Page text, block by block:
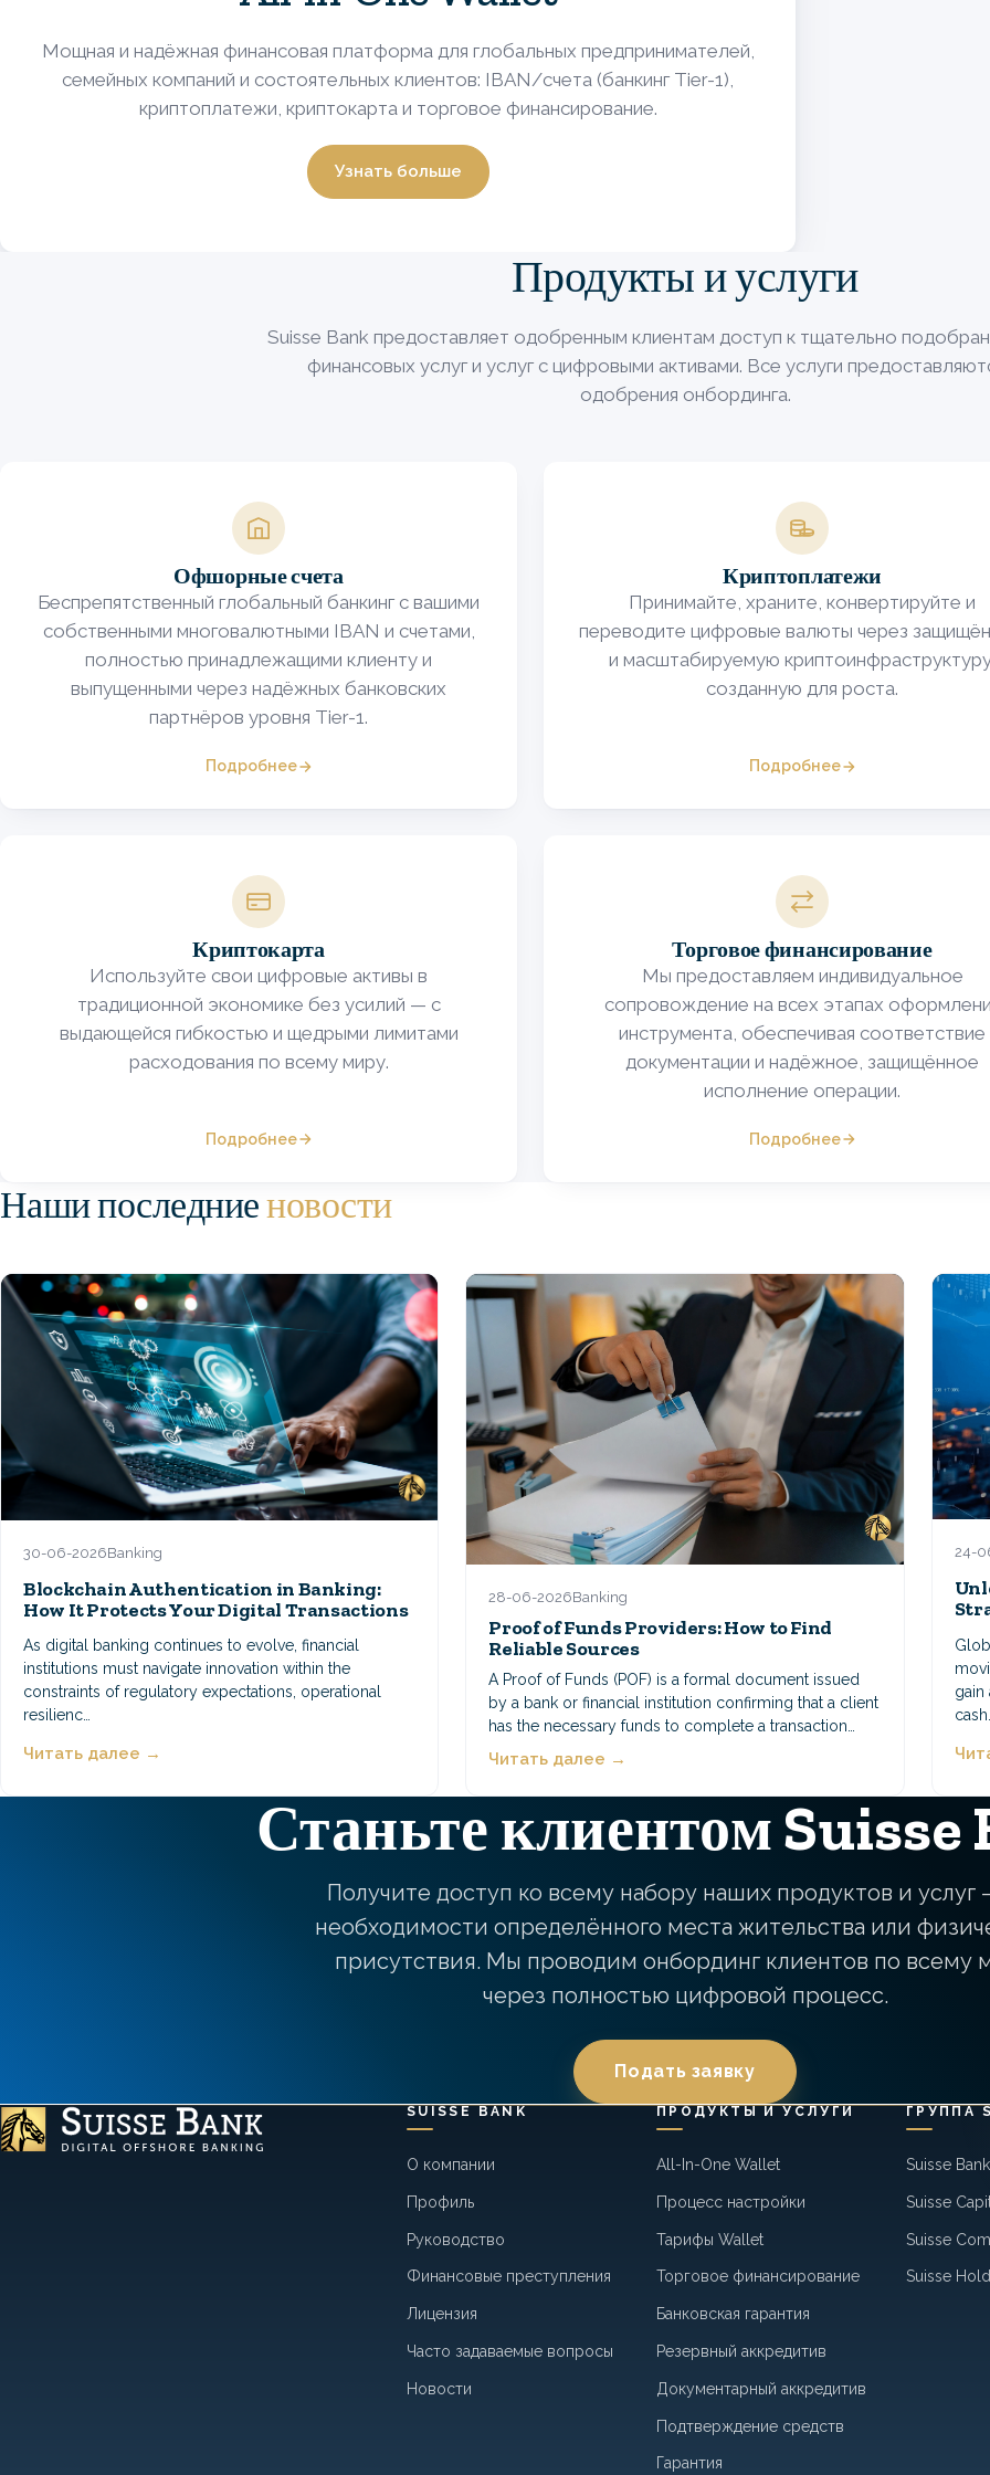
Мощная и надёжная финансовая платформа для глобальных предпринимателей,
семейных компаний и состоятельных клиентов: IBAN/счета (банкинг Tier-1),
криптоплатежи, криптокарта и торговое финансирование.
Узнать больше
Продукты и услуги
Suisse Bank предоставляет одобренным клиентам доступ к тщательно
финансовых услуг и услуг с цифровыми активами. Все услуги
одобрения онбординга.
Image
Офшорные счета
Беспрепятственный глобальный банкинг с вашими
собственными многовалютными IBAN и счетами,
полностью принадлежащими клиенту и
выпущенными через надёжных банковских
партнёров уровня Tier-1.
Подробнее
Image
Криптоплатежи
Принимайте, храните, конвертируйте и
переводите цифровые валюты через
и масштабируемую
созданную для роста.
Подробнее
Image
Криптокарта
Используйте свои цифровые активы в
традиционной экономике без усилий — с
выдающейся гибкостью и щедрыми лимитами
расходования по всему миру.
Подробнее
Image
Торговое финансирование
Мы предоставляем индивидуальное
сопровождение на всех этапах
инструмента, обеспечивая соответствие
документации и надёжное, защищённое
исполнение операции.
Подробнее
Наши последниеновости
30-06-2026Banking
Blockchain Authentication in Banking:
How It Protects Your Digital Transactions
As digital banking continues to evolve, financial
institutions must navigate innovation within the
constraints of regulatory expectations, operational
resilienc…
Читать далее →
28-06-2026Banking
Proof of Funds Providers: How to Find
Reliable Sources
A Proof of Funds (POF) is a formal document issued
by a bank or financial institution confirming that a client
has the necessary funds to complete a transaction…
Читать далее →
24-
gain
Станьте клиентом Suisse
Получите доступ ко всему набору наших продуктов и услуг
необходимости определённого места жительства или
присутствия. Мы проводим онбординг клиентов по всему
через полностью цифровой процесс.
Подать заявку
SUISSE BANK
О компании
Профиль
Руководство
Финансовые преступления
Лицензия
Часто задаваемые вопросы
Новости
ПРОДУКТЫ И УСЛУГИ
All-In-One Wallet
Процесс настройки
Тарифы Wallet
Торговое финансирование
Банковская гарантия
Резервный аккредитив
Документарный аккредитив
Подтверждение средств
Гарантия
ГРУППА
Suisse
Suisse
Suisse
Suisse